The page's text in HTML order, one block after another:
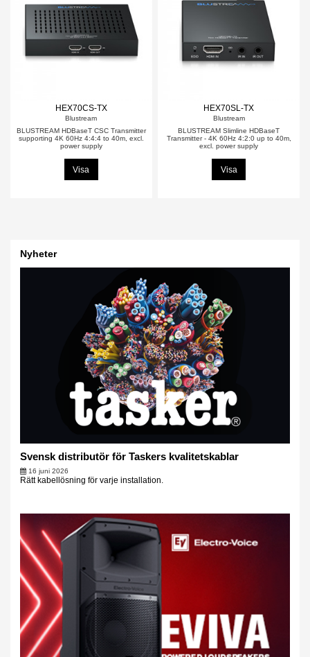
HEX70CS-TX
Blustream
BLUSTREAM HDBaseT CSC Transmitter
supporting 4K 60Hz 4:4:4 to 40m, excl.
power supply
Visa
HEX70SL-TX
Blustream
BLUSTREAM Slimline HDBaseT
Transmitter - 4K 60Hz 4:2:0 up to 40m,
excl. power supply
Visa
Nyheter
Svensk distributör för Taskers kvalitetskablar
16 juni 2026
Rätt kabellösning för varje installation.